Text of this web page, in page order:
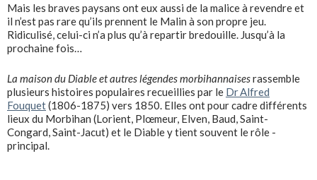
Mais les braves paysans ont eux aussi de la malice à revendre et
il n’est pas rare qu’ils prennent le Malin à son propre jeu.
Ridiculisé, celui-ci n’a plus qu’à repartir bredouille. Jusqu’à la
prochaine fois…
La maison du Diable et autres légendes morbihannaisesrassemble
plusieurs histoires populaires recueillies par le Dr ­Alfred
Fouquet(1806-1875) vers 1850. Elles ont pour cadre différents
lieux du Morbihan (Lorient, Plœmeur, ­Elven, Baud, Saint-
Congard, Saint-Jacut) et le Diable y tient souvent le rôle ­
principal.